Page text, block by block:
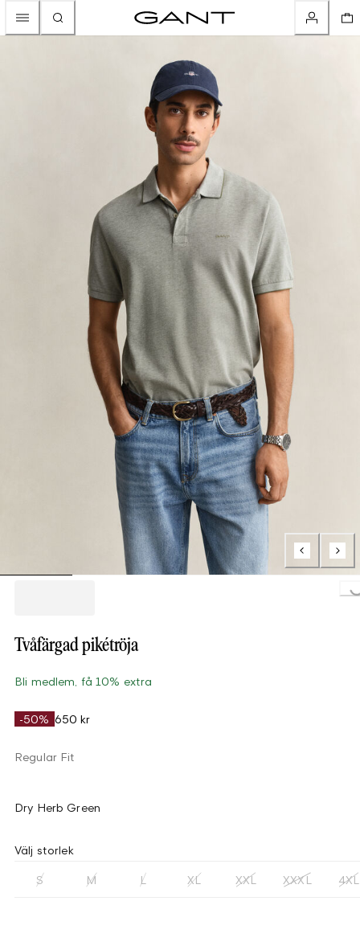
Tvåfärgad pikétröja
Bli medlem, få 10% extra
-50% 650 kr
Regular Fit
Dry Herb Green
Välj storlek
S M L XL XXL XXXL 4XL